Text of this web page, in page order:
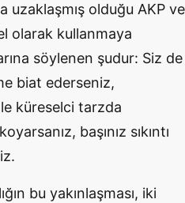
uzaklaşmış olduğu AKP ve
olarak kullanmaya
söylenen şudur: Siz de
biat ederseniz,
küreselci tarzda
başınız sıkıntı
bu yakınlaşması, iki